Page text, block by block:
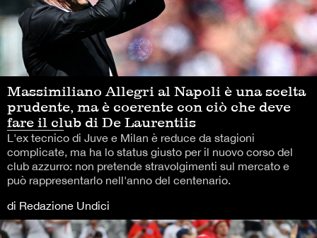
Massimiliano Allegri al Napoli è una scelta
prudente, ma è coerente con ciò che deve
fare il club di De Laurentiis
L'ex tecnico di Juve e Milan è reduce da stagioni
complicate, ma ha lo status giusto per il nuovo corso del
club azzurro: non pretende stravolgimenti sul mercato e
può rappresentarlo nell'anno del centenario.
di Redazione Undici